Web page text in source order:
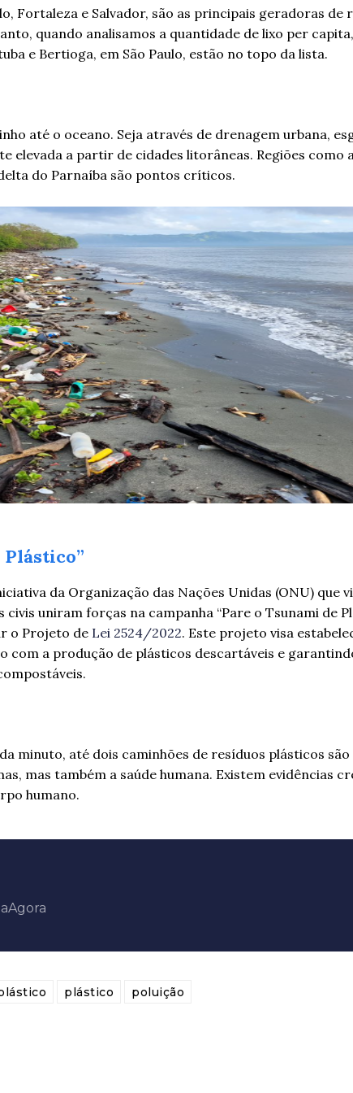
Fortaleza e Salvador, são as principais geradoras de
quando analisamos a quantidade de lixo per
e Bertioga, em São Paulo, estão no topo da lista.
até o oceano. Seja através de drenagem urbana,
elevada a partir de cidades litorâneas. Regiões como
do Parnaíba são pontos críticos.
da Organização das Nações Unidas (ONU) que
uniram forças na campanha “Pare o Tsunami de
o Projeto de Lei 2524/2022. Este projeto visa
com a produção de plásticos descartáveis e
minuto, até dois caminhões de resíduos plásticos são
mas também a saúde humana. Existem evidências
humano.
plástico poluição